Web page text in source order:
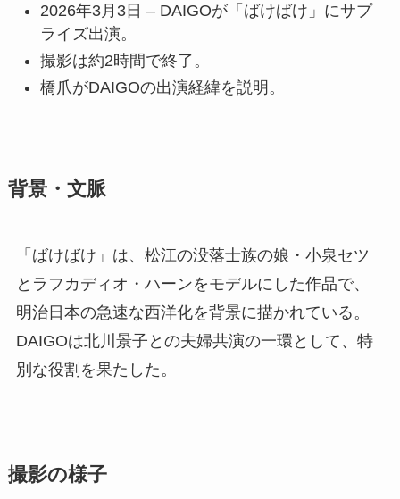
2026年3月3日 – DAIGOが「ばけばけ」にサプ
ライズ出演。
撮影は約2時間で終了。
橋爪がDAIGOの出演経緯を説明。
背景・文脈
「ばけばけ」は、松江の没落士族の娘・小泉セツ
とラフカディオ・ハーンをモデルにした作品で、
明治日本の急速な西洋化を背景に描かれている。
DAIGOは北川景子との夫婦共演の一環として、特
別な役割を果たした。
撮影の様子